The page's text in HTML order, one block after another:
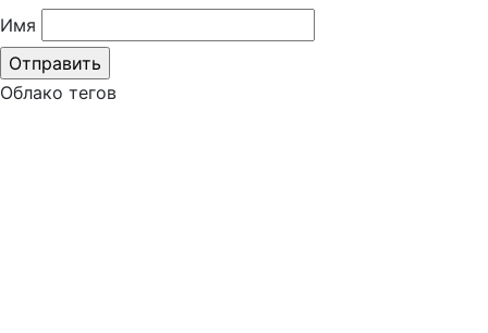
Имя
Облако тегов